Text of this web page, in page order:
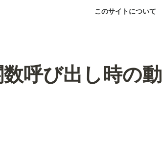
このサイトについて
呼び出し時の動